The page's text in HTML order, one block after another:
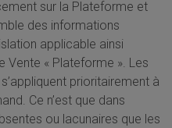
sur la Plateforme et
des informations
applicable ainsi
Vente « Plateforme ». Les
s’appliquent prioritairement à
Ce n’est que dans
ou lacunaires que les